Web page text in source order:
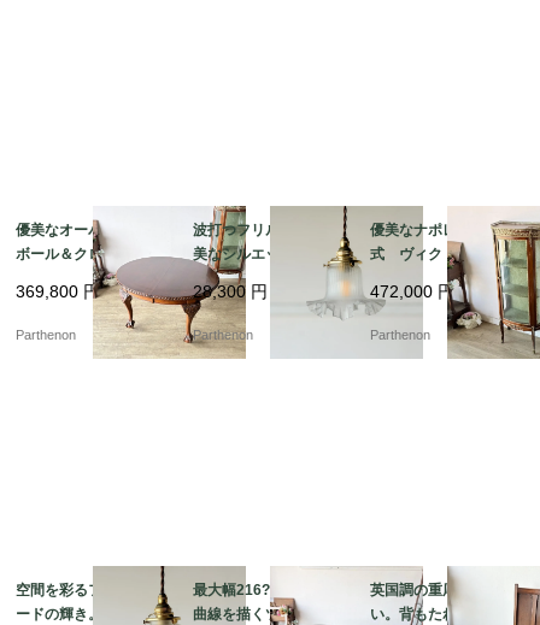
優美なオーバル天板と
ボール＆クロウ脚のエ
クステンションテーブ
ル 緻密な彫刻が施され
た格調高い佇まい【t32
369,800 円
Parthenon
波打つフリルが描く優
美なシルエット。繊細
なリブ紋様が光を拡散
するフロストガラス・
ペンダントランプ【ls2
16-6】
28,300 円
Parthenon
優美なナポレオン3世様
式 ヴィクトリア時代
の空気を今に伝えるデ
ィスプレイキャビネッ
ト【9526】
472,000 円
Parthenon
空間を彩るフリルシェ
ードの輝き。優美なガ
最大幅216?p！優美な
曲線を描くツインペデ
英国調の重厚な佇ま
い。背もたれの彫刻が